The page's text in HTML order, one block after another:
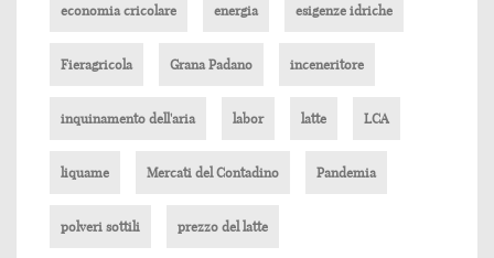
economia cricolare energia esigenze idriche
Fieragricola Grana Padano inceneritore
inquinamento dell'aria labor latte LCA
liquame Mercati del Contadino Pandemia
polveri sottili prezzo del latte